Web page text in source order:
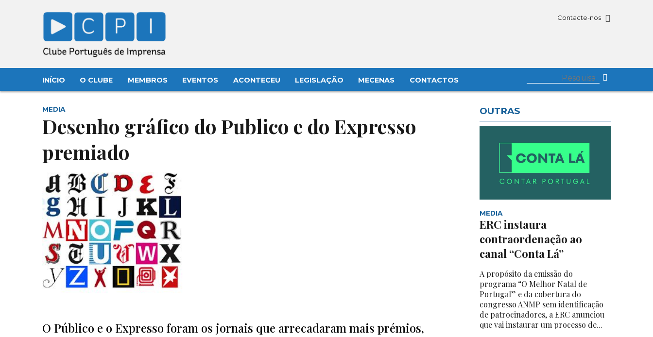
Contacte-nos
INÍCIO O CLUBE MEMBROS EVENTOS ACONTECEU LEGISLAÇÃO MECENAS CONTACTOS
MEDIA
Desenho gráfico do Publico e do Expresso
premiado
O Público e o Expresso foram os jornais que arrecadaram mais prémios,
OUTRAS
MEDIA
ERC instaura
contraordenação ao
canal “Conta Lá”
A propósito da emissão do
programa “O Melhor Natal de
Portugal” e da cobertura do
congresso ANMP sem identificação
de patrocinadores, a ERC anunciou
que vai instaurar um processo de...